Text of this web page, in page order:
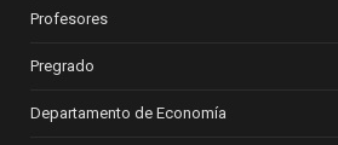
Profesores
Pregrado
Departamento de Economía